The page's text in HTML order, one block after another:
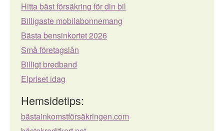
Hitta bäst försäkring för din bil
Billigaste mobilabonnemang
Bästa bensinkortet 2026
Små företagslån
Billigt bredband
Elpriset idag
Hemsidetips:
bästainkomstförsäkringen.com